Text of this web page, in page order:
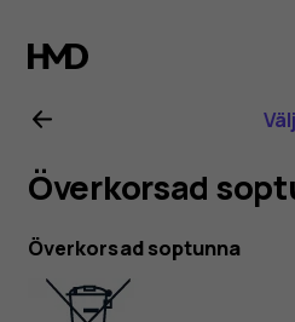
Nokia
Plus
Överkorsad
Överkorsad soptunna